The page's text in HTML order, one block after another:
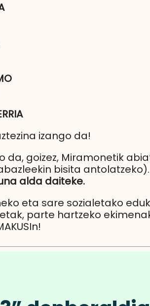
izango da!
da, goizez, Miramonetik
bisita antolatzeko).
alda daiteke.
eta sare sozialetako
parte hartzeko